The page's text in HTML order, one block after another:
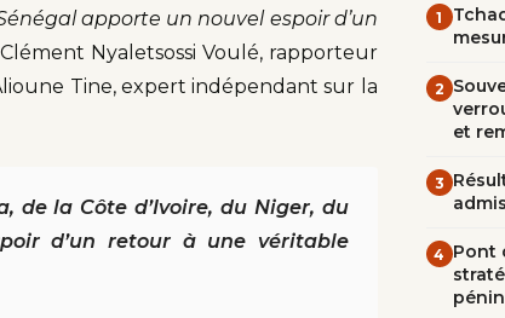
apporte un nouvel espoir d’un
Nyaletsossi Voulé, rapporteur
Tine, expert indépendant sur la
de la Côte d’Ivoire, du Niger, du
d’un retour à une véritable
1
2
et
3
4 Pont